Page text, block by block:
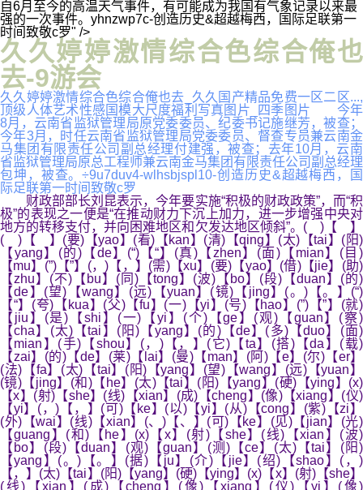
自6月至今的高温天气事件，有可能成为我国有气象记录以来最
强的一次事件。yhnzwp7c-创造历史&超越梅西，国际足联第一
时间致敬c罗" />
久久婷婷激情综合色综合俺也
去-9游会
久久婷婷激情综合色综合俺也去_久久国产精品免费一区二区...,
顶级人体艺术性感国模大尺度福利写真图片_四季图片 今年
8月，云南省监狱管理局原党委委员、纪委书记施继芳，被查；
今年3月，时任云南省监狱管理局党委委员、督查专员兼云南金
马集团有限责任公司副总经理付建强，被查；去年10月，云南
省监狱管理局原总工程师兼云南金马集团有限责任公司副总经理
包坤，被查。÷9u7duv4-wlhsbjspl10-创造历史&超越梅西，国
际足联第一时间致敬c罗
财政部部长刘昆表示，今年要实施“积极的财政政策”，而“积
极”的表现之一便是“在推动财力下沉上加力，进一步增强中央对
地方的转移支付，并向困难地区和欠发达地区倾斜”。( )【 】
( )【 】(要)【yao】(看)【kan】(清)【qing】(太)【tai】(阳)
【yang】(的)【de】(“)【“】(真)【zhen】(面)【mian】(目)
【mu】(”)【”】(，)【，】(需)【xu】(要)【yao】(借)【jie】(助)
【zhu】(不)【bu】(同)【tong】(波)【bo】(段)【duan】(的)
【de】(望)【wang】(远)【yuan】(镜)【jing】(。)【。】(“)
【“】(夸)【kua】(父)【fu】(一)【yi】(号)【hao】(”)【”】(就)
【jiu】(是)【shi】(一)【yi】(个)【ge】(观)【guan】(察)
【cha】(太)【tai】(阳)【yang】(的)【de】(多)【duo】(面)
【mian】(手)【shou】(，)【，】(它)【ta】(搭)【da】(载)
【zai】(的)【de】(莱)【lai】(曼)【man】(阿)【e】(尔)【er】
(法)【fa】(太)【tai】(阳)【yang】(望)【wang】(远)【yuan】
(镜)【jing】(和)【he】(太)【tai】(阳)【yang】(硬)【ying】(x)
【x】(射)【she】(线)【xian】(成)【cheng】(像)【xiang】(仪)
【yi】(，)【，】(可)【ke】(以)【yi】(从)【cong】(紫)【zi】
(外)【wai】(线)【xian】(、)【、】(可)【ke】(见)【jian】(光)
【guang】(和)【he】(x)【x】(射)【she】(线)【xian】(波)
【bo】(段)【duan】(观)【guan】(测)【ce】(太)【tai】(阳)
【yang】(。)【。】(据)【ju】(介)【jie】(绍)【shao】(，)
【，】(太)【tai】(阳)【yang】(硬)【ying】(x)【x】(射)【she】
(线)【xian】(成)【cheng】(像)【xiang】(仪)【yi】(像)